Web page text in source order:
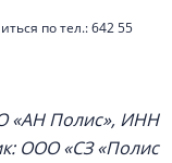
по тел.: 642 55
«АН Полис», ИНН
ООО «СЗ «Полис